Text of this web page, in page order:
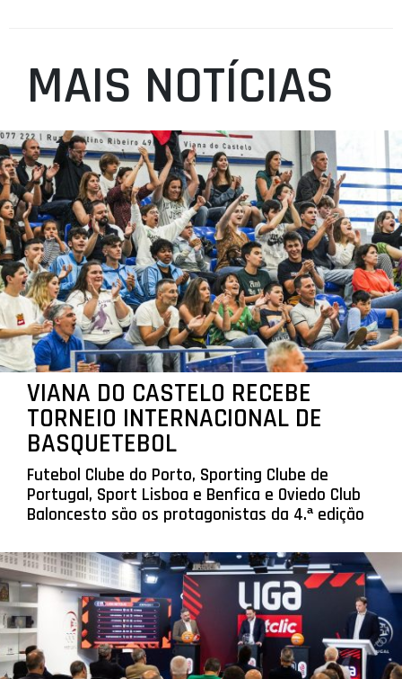
MAIS NOTÍCIAS
VIANA DO CASTELO RECEBE
TORNEIO INTERNACIONAL DE
BASQUETEBOL
Futebol Clube do Porto, Sporting Clube de
Portugal, Sport Lisboa e Benfica e Oviedo Club
Baloncesto são os protagonistas da 4.ª edição